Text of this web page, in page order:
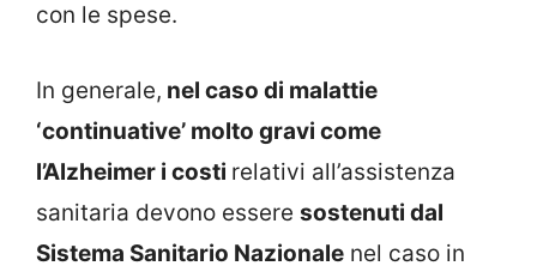
con le spese.
In generale, nel caso di malattie
‘continuative’ molto gravi come
l’Alzheimer i costi relativi all’assistenza
sanitaria devono essere sostenuti dal
Sistema Sanitario Nazionale nel caso in